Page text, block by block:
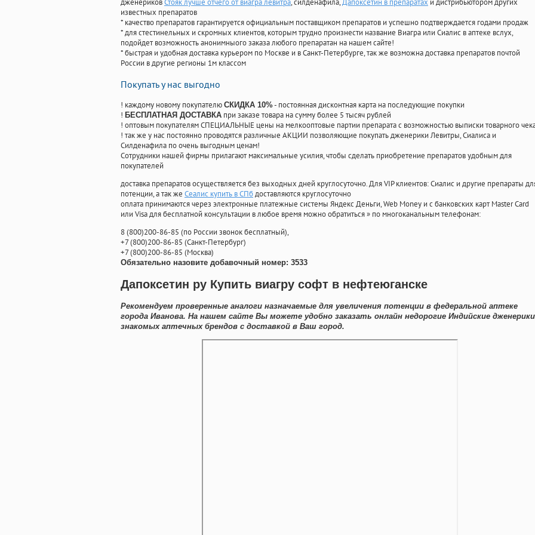
дженериковСтояк лучше отчего от виагра левитра, силденафила,Дапоксетин в препаратах и дистрибьютором других
известных препаратов
* качество препаратов гарантируется официальным поставщиком препаратов и успешно подтверждается годами продаж
* для стестинельных и скромных клиентов, которым трудно произнести название Виагра или Сиалис в аптеке вслух,
подойдет возможность анонимныого заказа любого препаратан на нашем сайте!
* быстрая и удобная доставка курьером по Москве и в Санкт-Петербурге, так же возможна доставка препаратов почтой
России в другие регионы 1м классом
Покупать у нас выгодно
! каждому новому покупателю СКИДКА 10%- постоянная дисконтная карта на последующие покупки
! БЕСПЛАТНАЯ ДОСТАВКА при заказе товара на сумму более 5 тысяч рублей
! оптовым покупателям СПЕЦИАЛЬНЫЕ цены на мелкооптовые партии препарата с возможностью выписки товарного
! так же у нас постоянно проводятся различные АКЦИИ позволяющие покупать дженерики Левитры, Сиалиса и
Силденафила по очень выгодным ценам!
Cотрудники нашей фирмы прилагают максимальные усилия, чтобы сделать приобретение препаратов удобным для
покупателей
доставка препаратов осуществляется без выходных дней круглосуточно. Для VIP клиентов: Сиалис и другие препараты
потенции, а так же Сеалис купить в СПбдоставляются круглосуточно
оплата принимаются через электронные платежные системы Яндекс Деньги, Web Money и с банковских карт Master Card
или Visa для бесплатной консультации в любое время можно обратиться» по многоканальным телефонам:
8(800)200-86-85 (по России звонок бесплатный),
+7(800)200-86-85 (Санкт-Петербург)
+7(800)200-86-85 (Москва)
Обязательно назовите добавочный номер: 3533
Дапоксетин ру Купить виагру софт в нефтеюганске
Рекомендуем проверенные аналоги назначаемые для увеличения потенции в федеральной аптеке
города Иванова. На нашем сайте Вы можете удобно заказать онлайн недорогие Индийские дженерики
знакомых аптечных брендов с доставкой в Ваш город.